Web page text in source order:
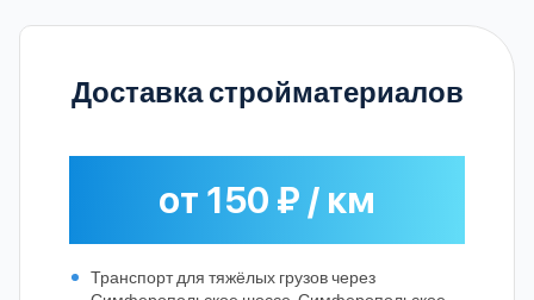
Доставка стройматериалов
от 150 ₽ / км
Транспорт для тяжёлых грузов через